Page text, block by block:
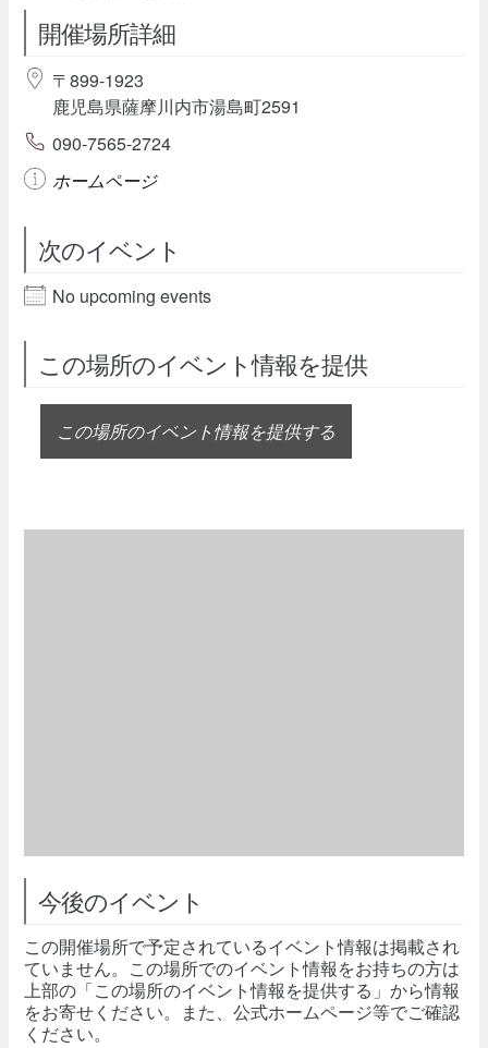
開催場所詳細
〒899-1923
鹿児島県薩摩川内市湯島町2591
090-7565-2724
ホームページ
次のイベント
No upcoming events
この場所のイベント情報を提供
この場所のイベント情報を提供する
今後のイベント
この開催場所で予定されているイベント情報は掲載され
ていません。この場所でのイベント情報をお持ちの方は
上部の「この場所のイベント情報を提供する」から情報
をお寄せください。また、公式ホームページ等でご確認
ください。